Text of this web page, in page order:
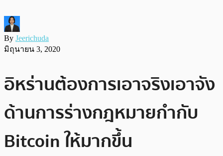
By Jeerichuda
มิถุนายน 3, 2020
อิหร่านต้องการเอาจริงเอาจัง
ด้านการร่างกฎหมายกำกับ
Bitcoin ให้มากขึ้น